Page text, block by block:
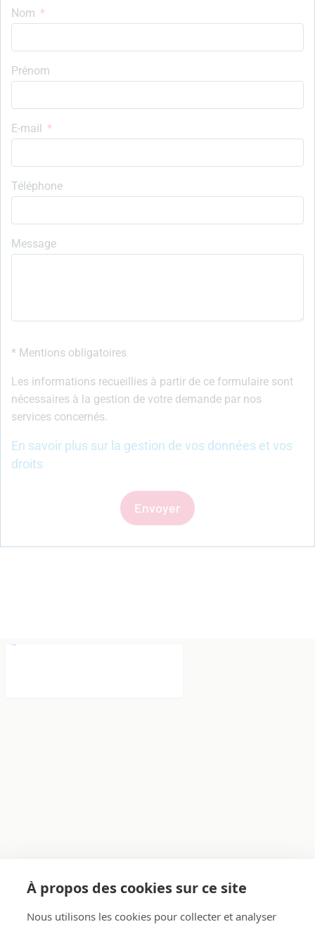
Nom
Prénom
E-mail
Téléphone
Message
* Mentions obligatoires
Les informations recueillies à partir de ce formulaire sont
nécessaires à la gestion de votre demande par nos
services concernés.
En savoir plus sur la gestion de vos données et vos
droits
Envoyer
À propos des cookies sur ce site
Nous utilisons les cookies pour collecter et analyser